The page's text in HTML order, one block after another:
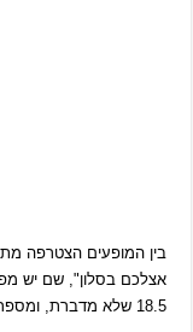
בין המופעים הצטרפה
אצלכם בסלון", שם יש
18.5 שלא מדברת, ומספרת על עצמה בשירה.